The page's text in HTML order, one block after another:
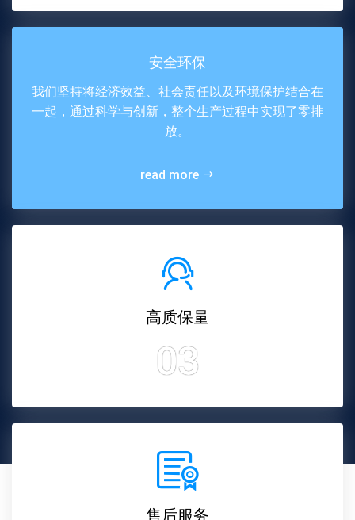
安全环保
我们坚持将经济效益、社会责任以及环境保护结合在
一起，通过科学与创新，整个生产过程中实现了零排
放。
read more
高质保量
03
售后服务